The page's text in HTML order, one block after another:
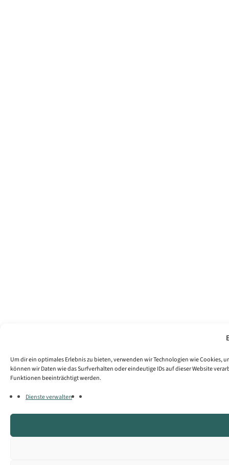
Um dir ein optimales Erlebnis zu bieten, verwenden wir Technologien wie
können wir Daten wie das Surfverhalten oder eindeutige IDs auf dieser Website
Funktionen beeinträchtigt werden.
Dienste verwalten